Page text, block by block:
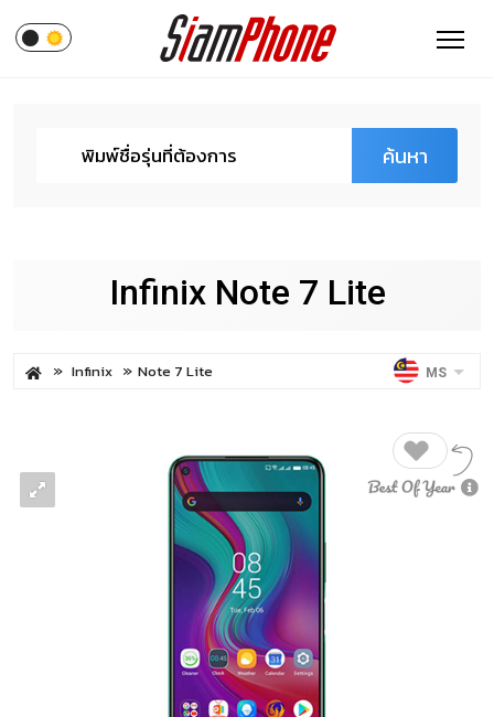
ค้นหา
Infinix Note 7 Lite
Infinix Note 7 Lite MS